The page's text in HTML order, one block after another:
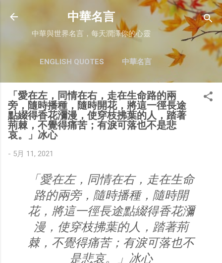
跳至主要內容
中華名言
中華與世界名言，每天潤澤你的心靈
ENGLISH QUOTES 中華名言
「愛在左，同情在右，走在生命路的兩
旁，隨時播種，隨時開花，將這一徑長途
點綴得香花瀰漫，使穿枝拂葉的人，踏著
荊棘，不覺得痛苦；有淚可落也不是悲
哀。」冰心
- 5月 11, 2021
「愛在左，同情在右，走在生命
路的兩旁，隨時播種，隨時開
花，將這一徑長途點綴得香花瀰
漫，使穿枝拂葉的人，踏著荊
棘，不覺得痛苦；有淚可落也不
是悲哀。」冰心